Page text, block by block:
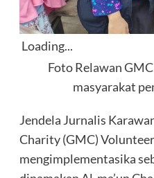
Loading...
Foto Relawan
masyarakat
Jendela Jurnalis
Charity (GMC)
mengimplementasika